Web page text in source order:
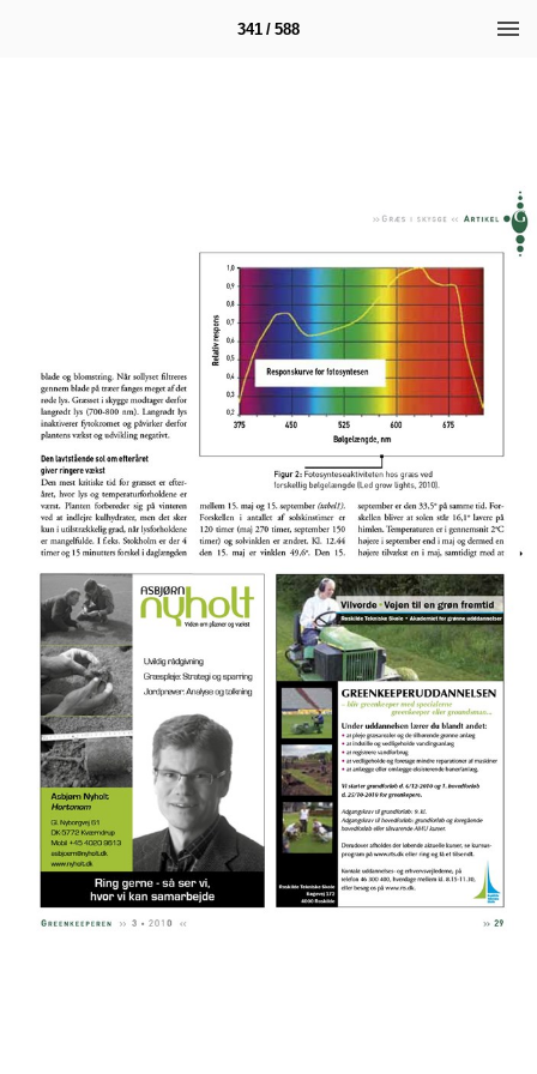
341 / 588